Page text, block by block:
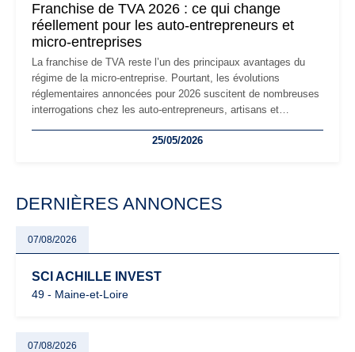
Franchise de TVA 2026 : ce qui change
réellement pour les auto-entrepreneurs et
micro-entreprises
La franchise de TVA reste l’un des principaux avantages du
régime de la micro-entreprise. Pourtant, les évolutions
réglementaires annoncées pour 2026 suscitent de nombreuses
interrogations chez les auto-entrepreneurs, artisans et
facturation ou risque de bascule vers la TVA : les règles
25/05/2026
DERNIÈRES ANNONCES
07/08/2026
SCI ACHILLE INVEST
49 - Maine-et-Loire
07/08/2026